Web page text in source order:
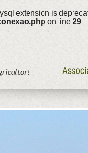
extension is
on line 29